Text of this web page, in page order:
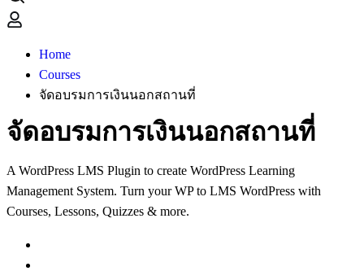
Home
Courses
จัดอบรมการเงินนอกสถานที่
จัดอบรมการเงินนอกสถานที่
A WordPress LMS Plugin to create WordPress Learning
Management System. Turn your WP to LMS WordPress with
Courses, Lessons, Quizzes & more.